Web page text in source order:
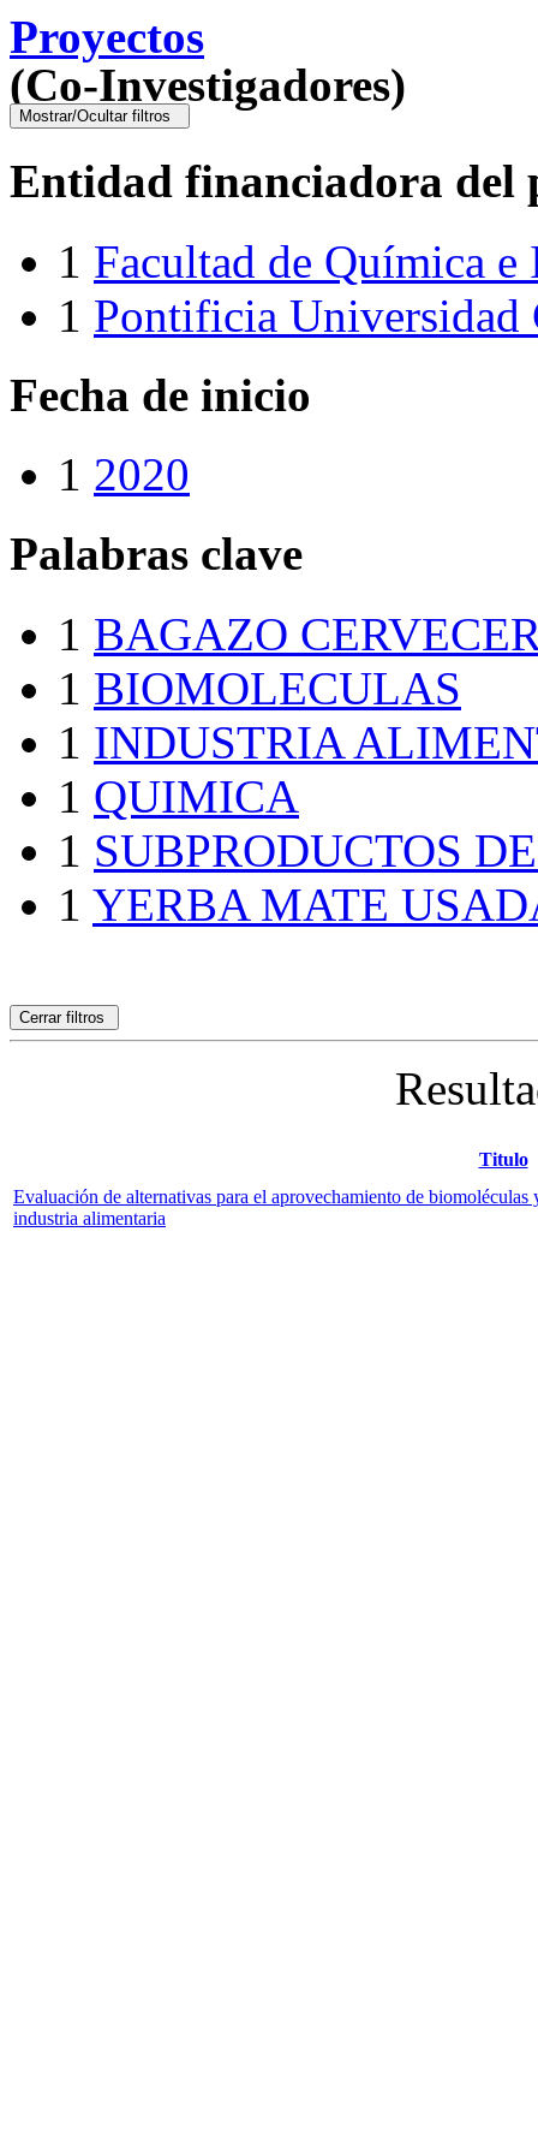
Proyectos
(Co-Investigadores)
Entidad financiadora del
1 Facultad de Química
1 Pontificia Universidad
Fecha de inicio
1 2020
Palabras clave
1 BAGAZO
1 BIOMOLECULAS
1 INDUSTRIA
1 QUIMICA
1 SUBPRODUCTOS
1 YERBA MATE
Cerrar filtros
Titulo
Evaluación de alternativas para el aprovechamiento de
industria alimentaria